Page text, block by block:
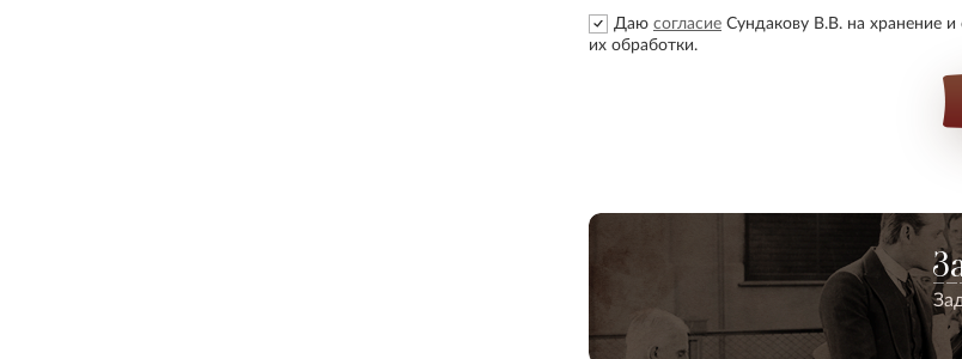
Даю согласие Сундакову В.В. на хранение
их обработки.